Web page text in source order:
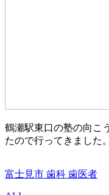
鶴瀬駅東口の塾の向こ
たので行ってきました。
富士見市 歯科 歯医者